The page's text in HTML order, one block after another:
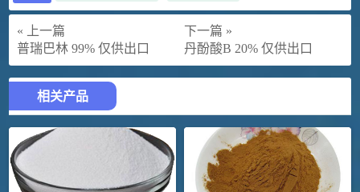
« 上一篇
普瑞巴林 99% 仅供出口
下一篇 »
丹酚酸B 20% 仅供出口
相关产品